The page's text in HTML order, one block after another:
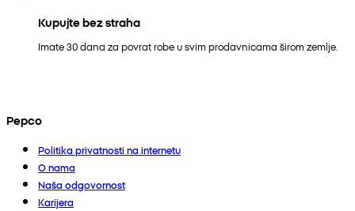
Kupujte bez straha
Imate 30 dana za povrat robe u svim prodavnicama širom zemlje.
Pepco
Politika privatnosti na internetu
O nama
Naša odgovornost
Karijera